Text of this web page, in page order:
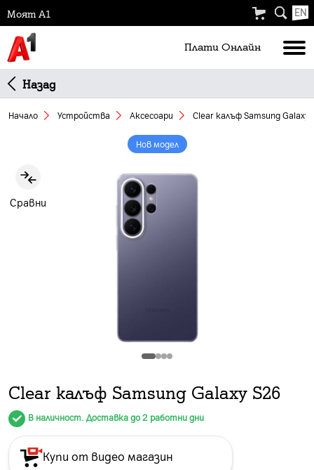
Моят А1 EN
Плати Oнлайн
Назад
Начало Устройства Аксесоари Clear калъф Samsung Galaxy
Нов модел
Сравни
Slide 1 of 4
Clear калъф Samsung Galaxy S26
В наличност. Доставка до 2 работни дни
Купи от видео магазин